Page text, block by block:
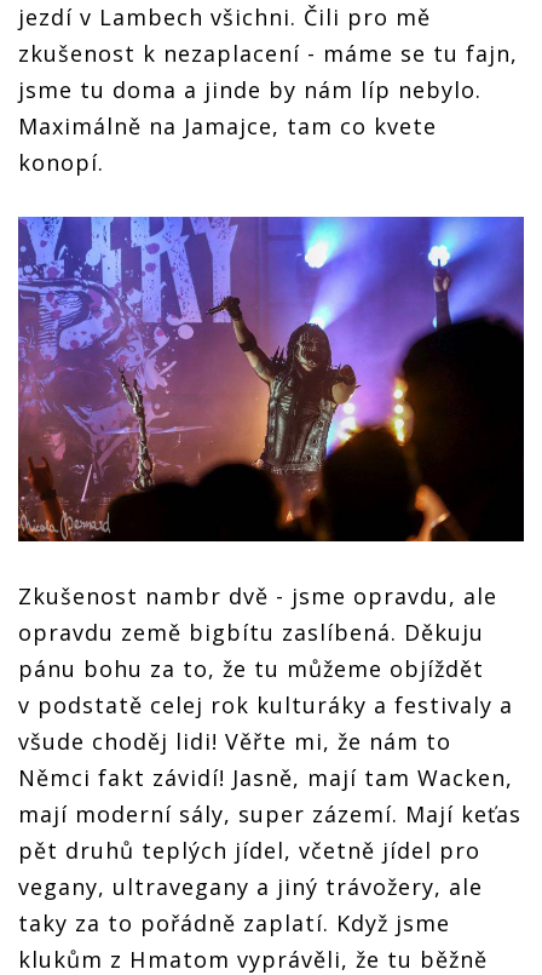
jezdí v Lambech všichni. Čili pro mě
zkušenost k nezaplacení - máme se tu fajn,
jsme tu doma a jinde by nám líp nebylo.
Maximálně na Jamajce, tam co kvete
konopí.
Zkušenost nambr dvě - jsme opravdu, ale
opravdu země bigbítu zaslíbená. Děkuju
pánu bohu za to, že tu můžeme objíždět
v podstatě celej rok kulturáky a festivaly a
všude choděj lidi! Věřte mi, že nám to
Němci fakt závidí! Jasně, mají tam Wacken,
mají moderní sály, super zázemí. Mají keťas
pět druhů teplých jídel, včetně jídel pro
vegany, ultravegany a jiný trávožery, ale
taky za to pořádně zaplatí. Když jsme
klukům z Hӓmatom vyprávěli, že tu běžně